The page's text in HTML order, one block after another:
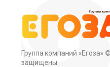
Группа компаний «Егоза»
защищены.